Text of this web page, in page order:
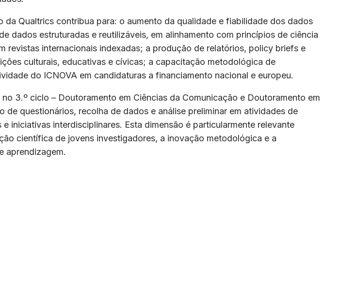
Qualtrics contribua para: o aumento da qualidade e fiabilidade dos dados
dados estruturadas e reutilizáveis, em alinhamento com princípios de ciência
revistas internacionais indexadas; a produção de relatórios, policy briefs e
culturais, educativas e cívicas; a capacitação metodológica de
do ICNOVA em candidaturas a financiamento nacional e europeu.
3.º ciclo – Doutoramento em Ciências da Comunicação e Doutoramento em
questionários, recolha de dados e análise preliminar em atividades de
iniciativas interdisciplinares. Esta dimensão é particularmente relevante
científica de jovens investigadores, a inovação metodológica e a
aprendizagem.